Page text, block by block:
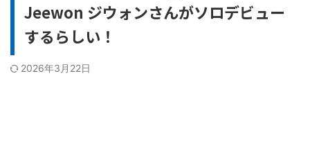
Jeewon ジウォンさんがソロデビュー
するらしい！
2026年3月22日